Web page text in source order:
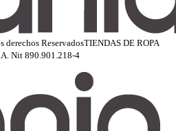
derechos ReservadosTIENDAS DE ROPA
Nit 890.901.218-4